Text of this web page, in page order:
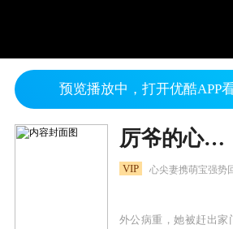
预览播放中，打开优酷APP
厉爷的心尖妻 第三季
VIP 心尖妻携萌宝强势
外公病重，她被赶出